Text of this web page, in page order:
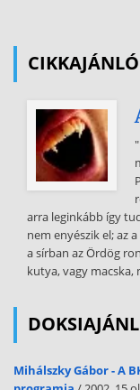
képességéről, a
megvilágítani. Nem
legtöbb népszerű
nívójára, és
hanem ellenkezően,
feltárja előtte a
foglalkoztató összes
könyvecskét, a
mondhatjuk. Az
az olvasásban, igen
érdekessége, az
még azokat is
előadásait a 1890-es
formában adja az
CIKKAJÁNLÓ
arra leginkább így
nem enyészik el; az
a sírban az Ördög
kutya, vagy
Mihálszky Gábor - A